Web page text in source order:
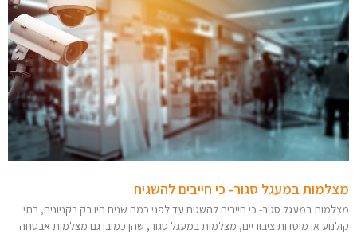
מצלמות במעגל סגור- כי חייבים להשגיח
מצלמות במעגל סגור- כי חייבים להשגיח עד לפני כמה שנים היו רק בקניונים, בתי
קולנוע או מוסדות ציבוריים, מצלמות במעגל סגור, שהן כמובן גם מצלמות אבטחה